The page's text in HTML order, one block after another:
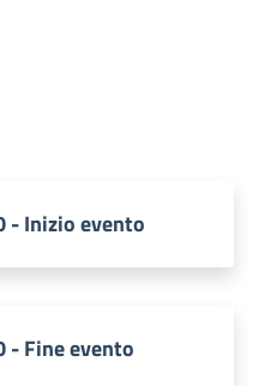
- Inizio evento
- Fine evento